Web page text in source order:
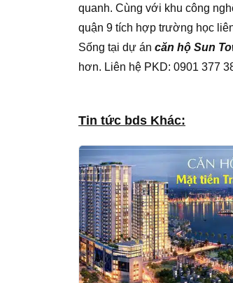
quanh. Cùng với khu công
quận 9 tích hợp trường học
Sống tại dự án căn hộ Sun
hơn. Liên hệ PKD: 0901 377
Tin tức bds Khác: